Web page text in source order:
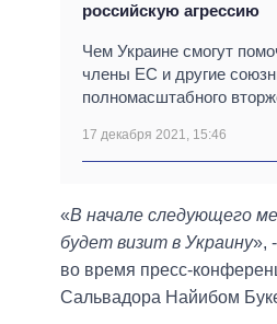
российскую агрессию
Чем Украине смогут
члены ЕС и другие
полномасштабного
17 декабря 2021, 15:46
«В начале следующего
будет визит в Украину»,
во время пресс-
Сальвадора Найибом